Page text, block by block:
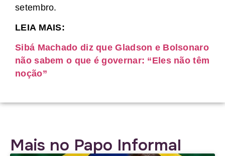
setembro.
LEIA MAIS:
Sibá Machado diz que Gladson e Bolsonaro
não sabem o que é governar: “Eles não têm
noção”
Mais no Papo Informal